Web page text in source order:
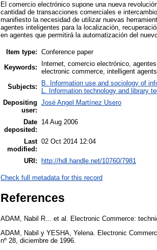
El comercio electrónico supone una nueva
cantidad de transacciones comerciales e
manifiesto la necesidad de utilizar nuevas
agentes inteligentes para la localización,
en agentes que permitirá la automatización del
Item type: Conference paper
Keywords:
Internet, comercio electrónico,
electronic commerce, intelligent
Subjects:
B. Information use and sociology of
L. Information technology and library
Depositing
user:
José Angel Martínez Usero
Date
deposited:
14 Aug 2006
Last
modified:
02 Oct 2014 12:04
URI: http://hdl.handle.net/10760/7981
Check full metadata for this record
References
ADAM, Nabil R... et al. Electronic Commerce:
ADAM, Nabil y YESHA, Yelena. Electronic
nº 28, diciembre de 1996.